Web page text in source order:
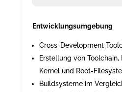
Entwicklungsumgebung
Cross-Development
Erstellung von Toolchain,
Kernel und Root-
Buildsysteme im